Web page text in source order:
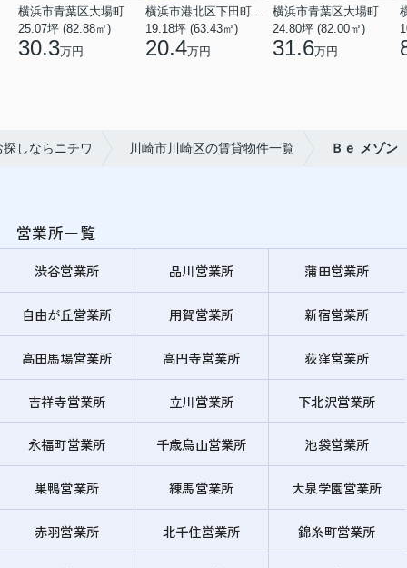
横浜市青葉区大場町
25.07坪 (82.88㎡)
30.3万円
19.18坪 (63.43㎡)
20.4万円
横浜市青葉区大場町
24.80坪 (82.00㎡)
31.6万円
しならニチワ 川崎市川崎区の賃貸物件一覧 Ｂｅ メゾン
営業所一覧
渋谷営業所 品川営業所 蒲田営業所
自由が丘営業所 用賀営業所 新宿営業所
高田馬場営業所 高円寺営業所 荻窪営業所
吉祥寺営業所 立川営業所 下北沢営業所
永福町営業所 千歳烏山営業所 池袋営業所
巣鴨営業所 練馬営業所 大泉学園営業所
赤羽営業所 北千住営業所 錦糸町営業所